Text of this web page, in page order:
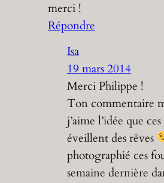
merci !
Répondre
Isa
19 mars 2014
Merci Philippe !
Ton commentaire
j’aime l’idée que
éveillent des rêves
photographié ces
semaine dernière